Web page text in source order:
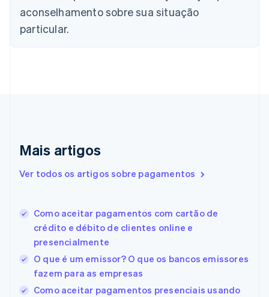
aconselhamento sobre sua situação
particular.
Mais artigos
Ver todos os artigos sobre pagamentos
Como aceitar pagamentos com cartão de
crédito e débito de clientes online e
presencialmente
O que é um emissor? O que os bancos emissores
fazem para as empresas
Como aceitar pagamentos presenciais usando
China continental
简体中文English
Eslováquia
English
EnglishItaliano
Estados Unidos
EnglishEspañol简体中文
Estônia
Finlândia
EnglishSvenska
França